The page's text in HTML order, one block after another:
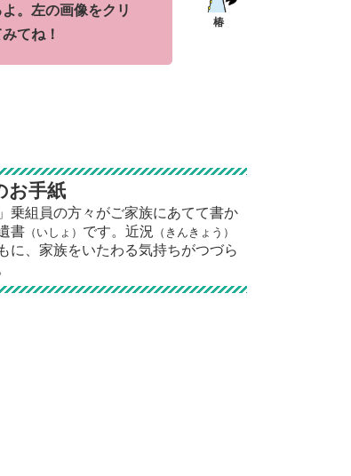
よ。左の画像をクリ
てね！
お手紙
乗組員の方々がご家族にあてて書か
書 （いしょ） です。近況 （きんきょう）
に、家族をいたわる気持ちがつづら